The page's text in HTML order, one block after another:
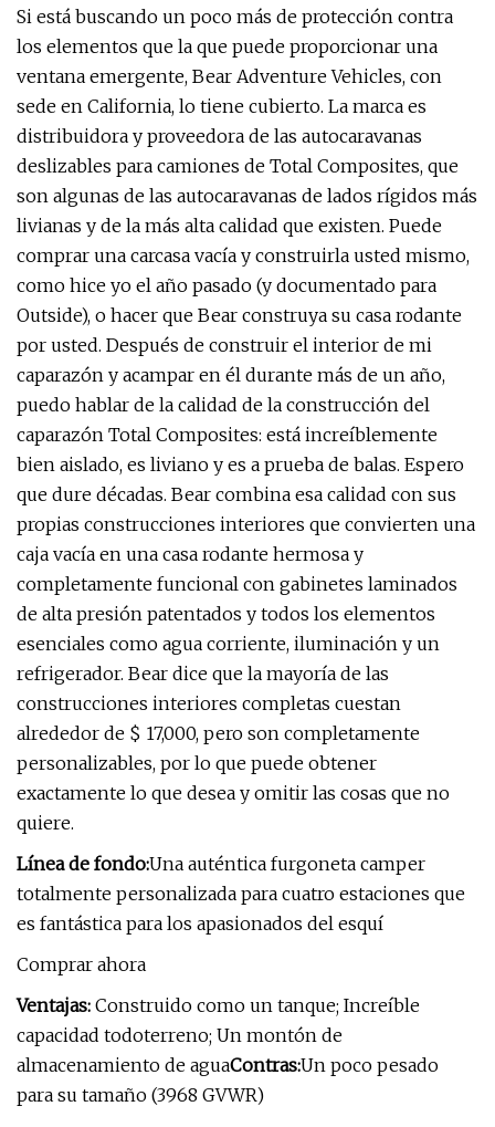
Si está buscando un poco más de protección contra
los elementos que la que puede proporcionar una
ventana emergente, Bear Adventure Vehicles, con
sede en California, lo tiene cubierto. La marca es
distribuidora y proveedora de las autocaravanas
deslizables para camiones de Total Composites, que
son algunas de las autocaravanas de lados rígidos más
livianas y de la más alta calidad que existen. Puede
comprar una carcasa vacía y construirla usted mismo,
como hice yo el año pasado (y documentado para
Outside), o hacer que Bear construya su casa rodante
por usted. Después de construir el interior de mi
caparazón y acampar en él durante más de un año,
puedo hablar de la calidad de la construcción del
caparazón Total Composites: está increíblemente
bien aislado, es liviano y es a prueba de balas. Espero
que dure décadas. Bear combina esa calidad con sus
propias construcciones interiores que convierten una
caja vacía en una casa rodante hermosa y
completamente funcional con gabinetes laminados
de alta presión patentados y todos los elementos
esenciales como agua corriente, iluminación y un
refrigerador. Bear dice que la mayoría de las
construcciones interiores completas cuestan
alrededor de $ 17,000, pero son completamente
personalizables, por lo que puede obtener
exactamente lo que desea y omitir las cosas que no
quiere.
Línea de fondo:Una auténtica furgoneta camper
totalmente personalizada para cuatro estaciones que
es fantástica para los apasionados del esquí
Comprar ahora
Ventajas: Construido como un tanque; Increíble
capacidad todoterreno; Un montón de
almacenamiento de aguaContras:Un poco pesado
para su tamaño (3968 GVWR)